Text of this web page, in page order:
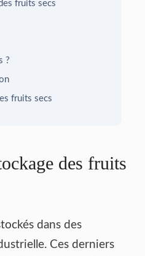
fruits secs
?
fruits secs
des fruits
dans des
Ces derniers